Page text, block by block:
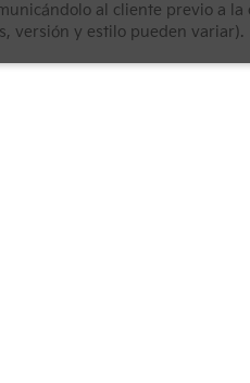
al cliente previo a
versión y estilo pueden variar).